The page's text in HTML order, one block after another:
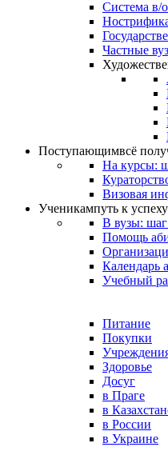
Система в/
Частные
Поступающимвсё
На курсы:
Визовая
Ученикампуть к успеху
В вузы:
Помощь
Календарь
Учебный
Питание
Покупки
Здоровье
Досуг
в Праге
в
в России
в Украине